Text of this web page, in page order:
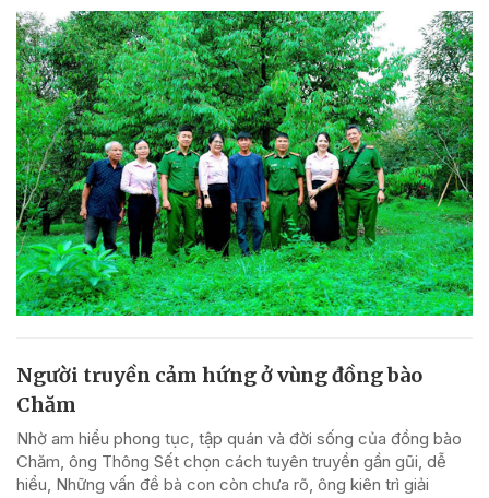
Người truyền cảm hứng ở vùng đồng bào
Chăm
Nhờ am hiểu phong tục, tập quán và đời sống của đồng bào
Chăm, ông Thông Sết chọn cách tuyên truyền gần gũi, dễ
hiểu, Những vấn đề bà con còn chưa rõ, ông kiên trì giải